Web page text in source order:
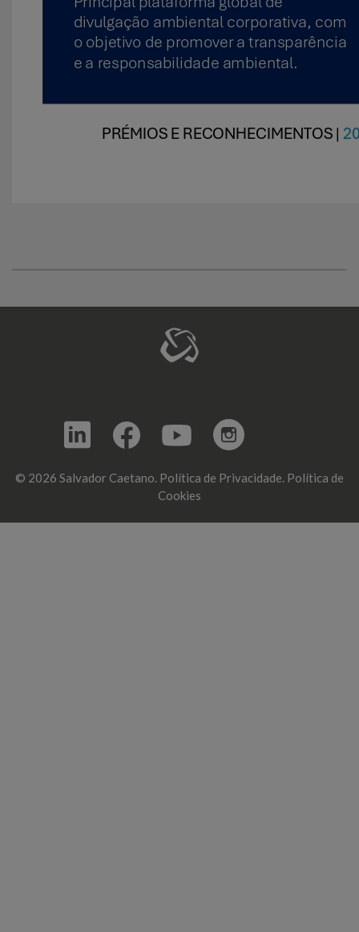
© 2026 Salvador Caetano. Política de Privacidade. Política de
Cookies